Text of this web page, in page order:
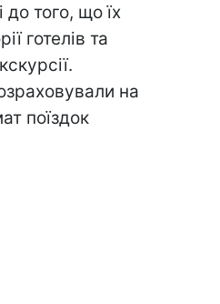
до того, що їх
готелів та
на
поїздок